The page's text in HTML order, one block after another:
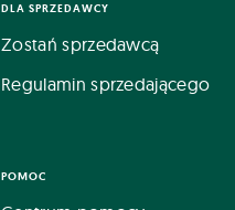
DLA SPRZEDAWCY
Zostań sprzedawcą
Regulamin sprzedającego
POMOC